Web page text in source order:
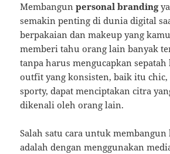
Membangunpersonal branding
semakin penting di dunia digital
berpakaian dan makeup yang
memberi tahu orang lain banyak
tanpa harus mengucapkan
outfit yang konsisten, baik itu chic,
sporty, dapat menciptakan citra
dikenali oleh orang lain.
Salah satu cara untuk
adalah dengan menggunakan